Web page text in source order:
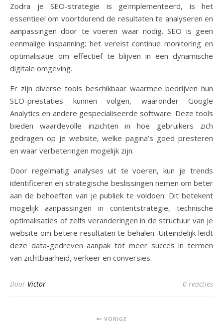
Zodra je SEO-strategie is geïmplementeerd, is het
essentieel om voortdurend de resultaten te analyseren en
aanpassingen door te voeren waar nodig. SEO is geen
eenmalige inspanning; het vereist continue monitoring en
optimalisatie om effectief te blijven in een dynamische
digitale omgeving.
Er zijn diverse tools beschikbaar waarmee bedrijven hun
SEO-prestaties kunnen volgen, waaronder Google
Analytics en andere gespecialiseerde software. Deze tools
bieden waardevolle inzichten in hoe gebruikers zich
gedragen op je website, welke pagina’s goed presteren
en waar verbeteringen mogelijk zijn.
Door regelmatig analyses uit te voeren, kun je trends
identificeren en strategische beslissingen nemen om beter
aan de behoeften van je publiek te voldoen. Dit betekent
mogelijk aanpassingen in contentstrategie, technische
optimalisaties of zelfs veranderingen in de structuur van je
website om betere resultaten te behalen. Uiteindelijk leidt
deze data-gedreven aanpak tot meer succes in termen
van zichtbaarheid, verkeer en conversies.
Door Victor 0 reacties
VORIGE